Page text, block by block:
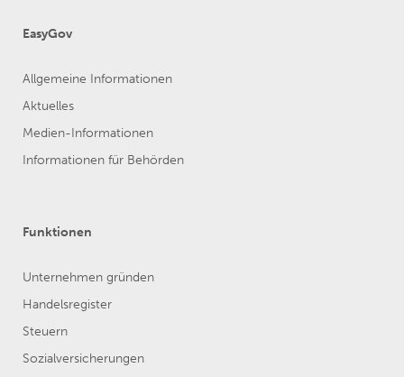
EasyGov
Allgemeine Informationen
Aktuelles
Medien-Informationen
Informationen für Behörden
Funktionen
Unternehmen gründen
Handelsregister
Steuern
Sozialversicherungen